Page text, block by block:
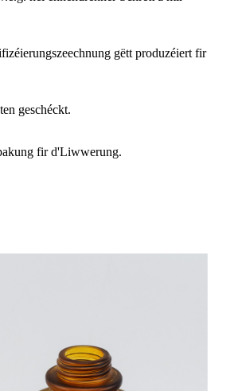
gëtt produzéiert fir
geschéckt.
fir d'Liwwerung.